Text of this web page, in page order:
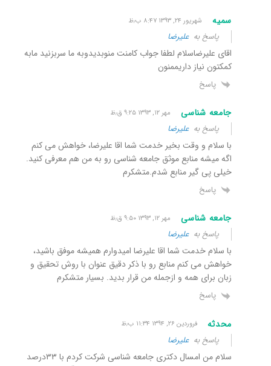
سمیه شهریور ۲۴, ۱۳۹۳ ۸:۴۷ ب٫ظ
پاسخ بهعلیرضا
اقای علیرضاسلام لطفا جواب کامنت منوبدیدوبه ما سربزنید مابه
کمکتون نیاز داریممنون
پاسخ
جامعه شناسی مهر ۱۲, ۱۳۹۳ ۹:۲۵ ق٫ظ
پاسخ بهعلیرضا
با سلام و وقت بخیر خدمت شما اقا علیرضا، خواهش می کنم
اگه میشه منابع موثق جامعه شناسی رو به من هم معرفی کنید.
خیلی پی گیر منابع شدم.متشکرم
پاسخ
جامعه شناسی مهر ۱۲, ۱۳۹۳ ۹:۵۰ ق٫ظ
پاسخ بهعلیرضا
با سلام خدمت شما اقا علیرضا امیدوارم همیشه موفق باشید،
خواهش می کنم منابع رو با ذکر دقیق عنوان با روش تحقیق و
زبان برای همه و ازجمله من قرار بدید. بسیار متشکرم
پاسخ
محدثه فروردین ۲۶, ۱۳۹۴ ۱۱:۳۴ ب٫ظ
پاسخ بهعلیرضا
سلام من امسال دکتری جامعه شناسی شرکت کردم با ۳۳درصد